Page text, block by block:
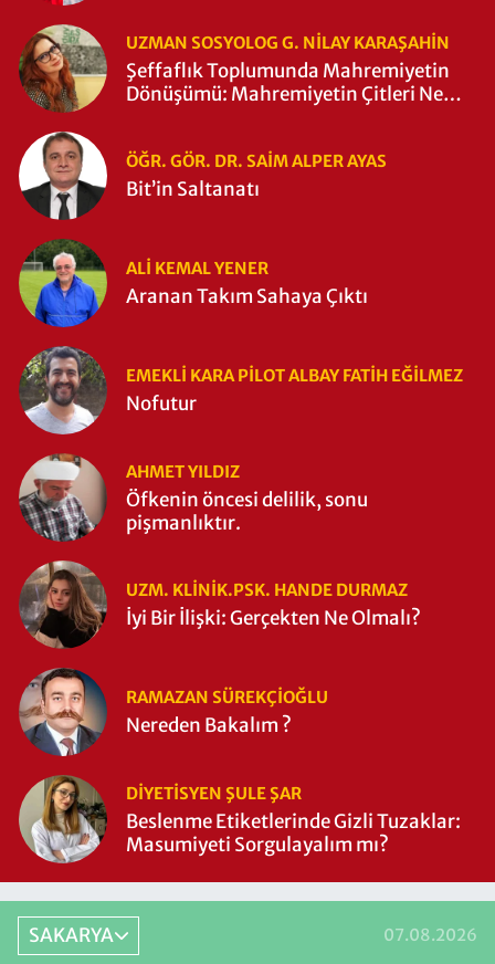
UZMAN SOSYOLOG G. NILAY KARAŞAHİN
Şeffaflık Toplumunda Mahremiyetin
Dönüşümü: Mahremiyetin Çitleri Ne
ÖĞR. GÖR. DR. SAIM ALPER AYAS
Bit’in Saltanatı
ALI KEMAL YENER
Aranan Takım Sahaya Çıktı
EMEKLI KARA PILOT ALBAY FATIH EĞİLMEZ
Nofutur
AHMET YILDIZ
Öfkenin öncesi delilik, sonu
pişmanlıktır.
UZM. KLINIK.PSK. HANDE DURMAZ
İyi Bir İlişki: Gerçekten Ne Olmalı?
RAMAZAN SÜREKÇIOĞLU
Nereden Bakalım ?
DIYETISYEN ŞULE ŞAR
Beslenme Etiketlerinde Gizli Tuzaklar:
Masumiyeti Sorgulayalım mı?
SAKARYA 07.08.2026